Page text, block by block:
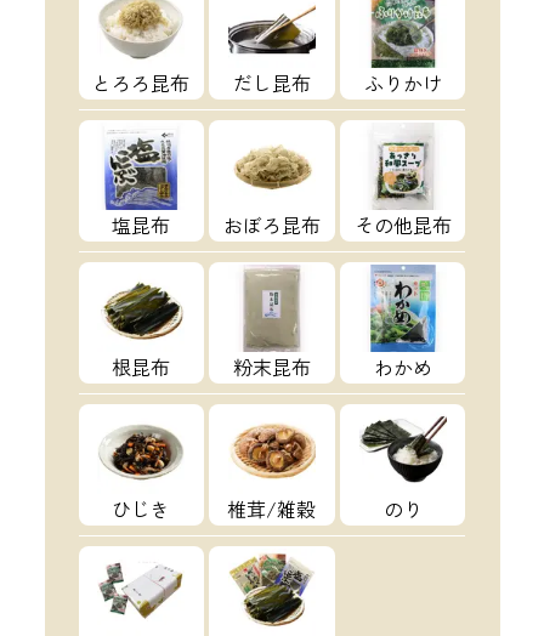
とろろ昆布 だし昆布 ふりかけ
塩昆布 おぼろ昆布 その他昆布
根昆布 粉末昆布 わかめ
ひじき 椎茸/雑穀 のり